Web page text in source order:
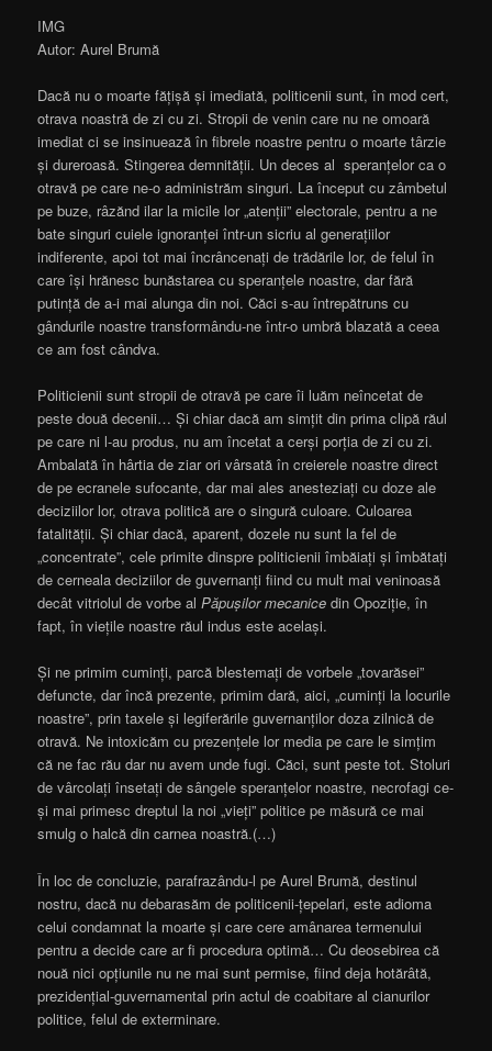
IMG
Autor: Aurel Brumă
Dacă nu o moarte fățișă și imediată, politicenii sunt, în mod cert,
otrava noastră de zi cu zi. Stropii de venin care nu ne omoară
imediat ci se insinuează în fibrele noastre pentru o moarte târzie
și dureroasă. Stingerea demnității. Un deces al speranțelor ca o
otravă pe care ne-o administrăm singuri. La început cu zâmbetul
pe buze, râzănd ilar la micile lor „atenții” electorale, pentru a ne
bate singuri cuiele ignoranței într-un sicriu al generațiilor
indiferente, apoi tot mai încrâncenați de trădările lor, de felul în
care își hrănesc bunăstarea cu speranțele noastre, dar fără
putință de a-i mai alunga din noi. Căci s-au întrepătruns cu
gândurile noastre transformându-ne într-o umbră blazată a ceea
ce am fost cândva.
Politicienii sunt stropii de otravă pe care îi luăm neîncetat de
peste două decenii… Și chiar dacă am simțit din prima clipă răul
pe care ni l-au produs, nu am încetat a cerși porția de zi cu zi.
Ambalată în hârtia de ziar ori vârsată în creierele noastre direct
de pe ecranele sufocante, dar mai ales anesteziați cu doze ale
deciziilor lor, otrava politică are o singură culoare. Culoarea
fatalității. Și chiar dacă, aparent, dozele nu sunt la fel de
„concentrate”, cele primite dinspre politicienii îmbăiați și îmbătați
de cerneala deciziilor de guvernanți fiind cu mult mai veninoasă
decât vitriolul de vorbe alPăpușilor mecanice din Opoziție, în
fapt, în viețile noastre răul indus este același.
Și ne primim cuminți, parcă blestemați de vorbele „tovarăsei”
defuncte, dar încă prezente, primim dară, aici, „cuminți la locurile
noastre”, prin taxele și legiferările guvernanților doza zilnică de
otravă. Ne intoxicăm cu prezențele lor media pe care le simțim
că ne fac rău dar nu avem unde fugi. Căci, sunt peste tot. Stoluri
de vârcolați însetați de sângele speranțelor noastre, necrofagi ce-
și mai primesc dreptul la noi „vieți” politice pe măsură ce mai
smulg o halcă din carnea noastră.(…)
În loc de concluzie, parafrazându-l pe Aurel Brumă, destinul
nostru, dacă nu debarasăm de politicenii-țepelari, este adioma
celui condamnat la moarte și care cere amânarea termenului
pentru a decide care ar fi procedura optimă… Cu deosebirea că
nouă nici opțiunile nu ne mai sunt permise, fiind deja hotărâtă,
prezidențial-guvernamental prin actul de coabitare al cianurilor
politice, felul de exterminare.